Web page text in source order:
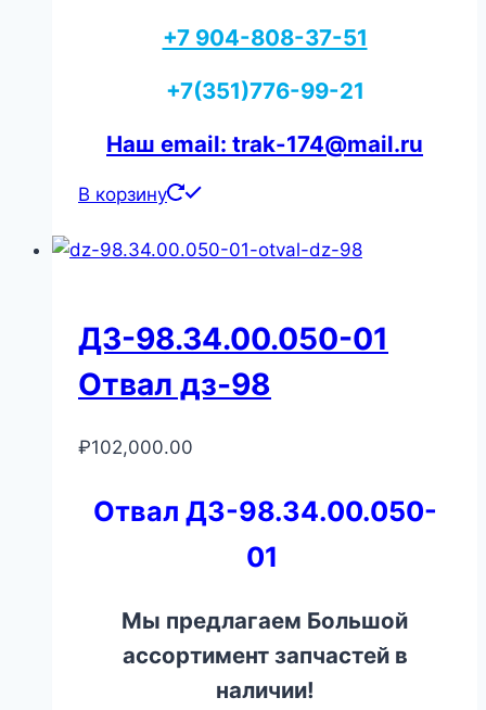
+7 904-808-37-51
+7(351)776-99-21
Наш email: trak-174@mail.ru
В корзину
ДЗ-98.34.00.050-01
Отвал дз-98
₽102,000.00
Отвал ДЗ-98.34.00.050-
01
Мы предлагаем Большой
ассортимент запчастей в
наличии!